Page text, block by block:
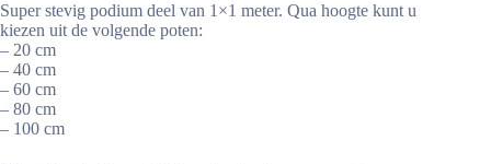
Super stevig podium deel van 1×1 meter. Qua hoogte kunt u
kiezen uit de volgende poten:
– 20 cm
– 40 cm
– 60 cm
– 80 cm
– 100 cm